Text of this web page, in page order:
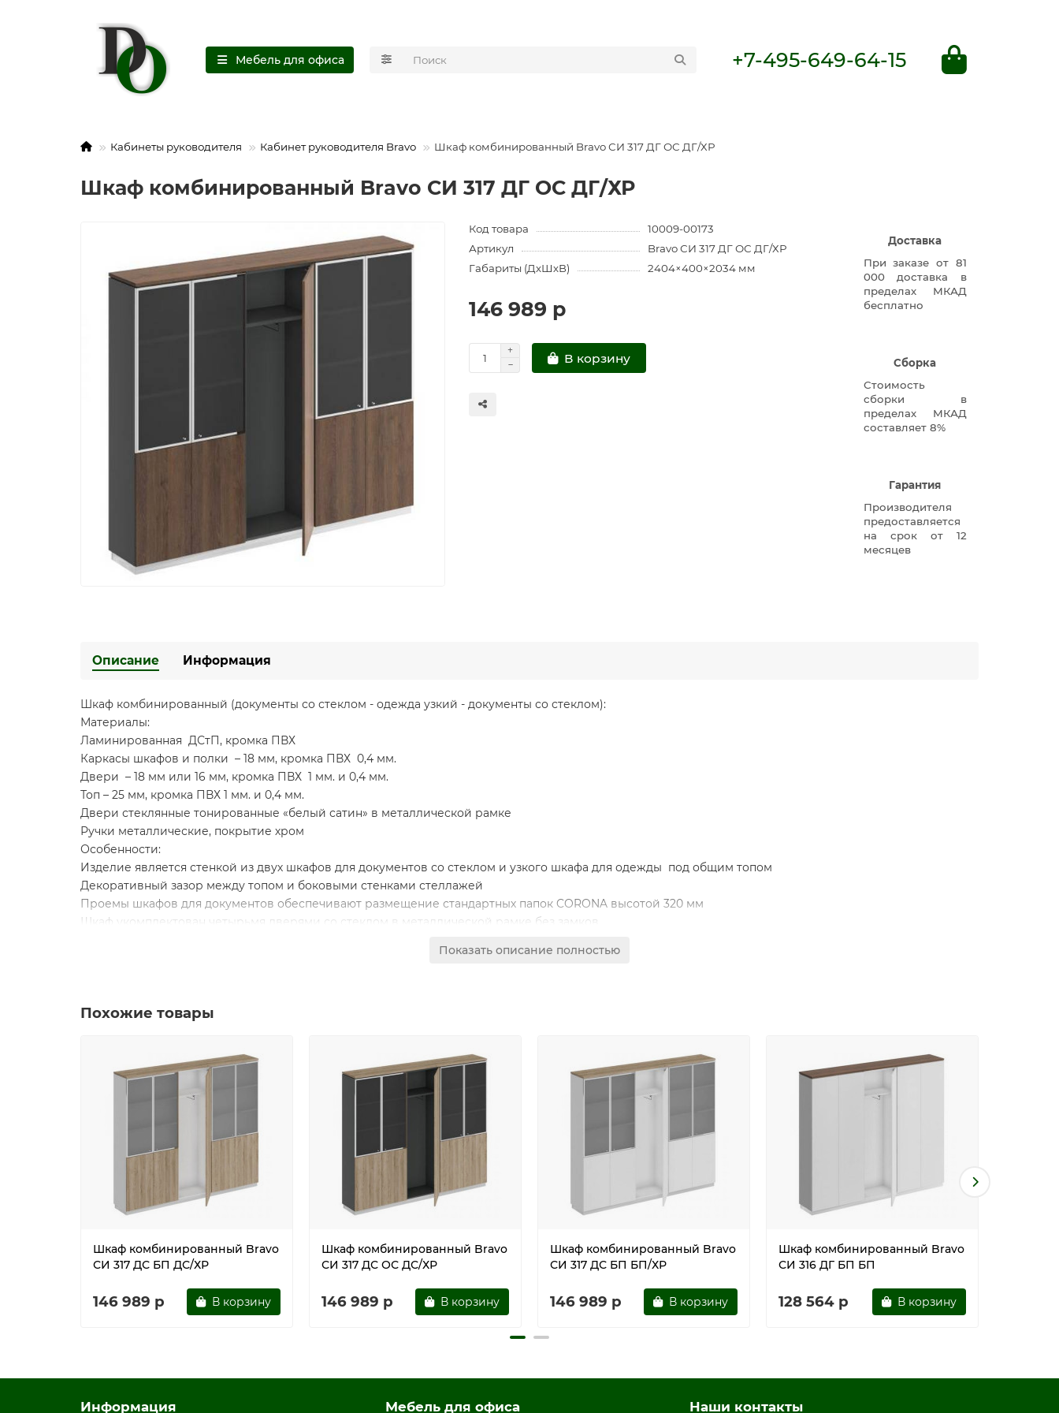
Мебель для офиса +7-495-649-64-15
Кабинеты руководителя Кабинет руководителя Bravo Шкаф комбинированный Bravo СИ 317 ДГ ОС ДГ/ХР
Шкаф комбинированный Bravo СИ 317 ДГ ОС ДГ/ХР
Код товара
10009-00173
Артикул
Bravo СИ 317 ДГ ОС ДГ/ХР
Габариты (ДхШхВ)
2404×400×2034 мм
146 989 р
В корзину
Доставка
При заказе от 81
000 доставка в
пределах МКАД
бесплатно
Сборка
Стоимость
сборки в
пределах МКАД
составляет 8%
Гарантия
Производителя
предоставляется
на срок от 12
месяцев
Описание Информация
Шкаф комбинированный (документы со стеклом - одежда узкий - документы со стеклом):
Материалы:
Ламинированная ДСтП, кромка ПВХ
Каркасы шкафов и полки – 18 мм, кромка ПВХ 0,4 мм.
Двери – 18 мм или 16 мм, кромка ПВХ 1 мм. и 0,4 мм.
Топ – 25 мм, кромка ПВХ 1 мм. и 0,4 мм.
Двери стеклянные тонированные «белый сатин» в металлической рамке
Ручки металлические, покрытие хром
Особенности:
Изделие является стенкой из двух шкафов для документов со стеклом и узкого шкафа для одежды под общим топом
Декоративный зазор между топом и боковыми стенками стеллажей
Проемы шкафов для документов обеспечивают размещение стандартных папок CORONA высотой 320 мм
Шкаф укомплектован четырьмя дверями со стеклом в металлической рамке без замков
Конструктив шкафа для одежды позволяет установить дверь в левом/правом положении
Изделие собирается на эксцентриковой стяжке
цвет дуб гладстоун / антрацит премиум / дуб гладстоун
Показать описание полностью
Похожие товары
Шкаф комбинированный Bravo
СИ 317 ДС БП ДС/ХР
146 989 р В корзину
Шкаф комбинированный Bravo
СИ 317 ДС ОС ДС/ХР
146 989 р В корзину
Шкаф комбинированный Bravo
СИ 317 ДС БП БП/ХР
146 989 р В корзину
Шкаф комбинированный Bravo
СИ 316 ДГ БП БП
128 564 р В корзину
Информация Мебель для офиса Наши контакты